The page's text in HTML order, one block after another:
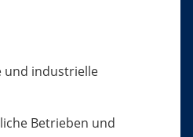
und industrielle
Betrieben und